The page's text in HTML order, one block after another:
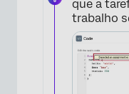
que a
trabalho